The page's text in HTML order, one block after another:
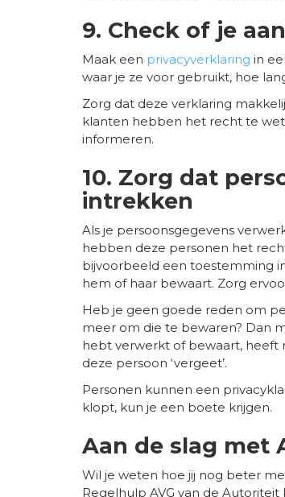
9. Check of je
Maak een privacyverklaring in
waar je ze voor gebruikt, hoe
Zorg dat deze verklaring
klanten hebben het recht te
informeren.
10. Zorg dat
intrekken
Als je persoonsgegevens
hebben deze personen het
bijvoorbeeld een toestemming
hem of haar bewaart. Zorg
Heb je geen goede reden om
meer om die te bewaren? Dan
hebt verwerkt of bewaart, heeft
deze persoon ‘vergeet’.
Personen kunnen een
klopt, kun je een boete krijgen.
Aan de slag met
Wil je weten hoe jij nog beter
Regelhulp AVG van de